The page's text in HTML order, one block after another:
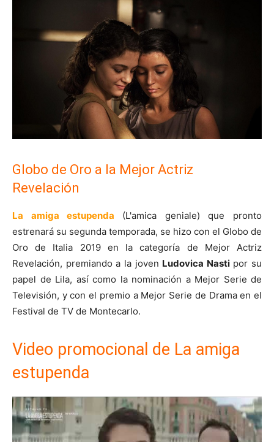
Globo de Oro a la Mejor Actriz
Revelación
La amiga estupenda (L'amica geniale) que pronto
estrenará su segunda temporada, se hizo con el Globo de
Oro de Italia 2019 en la categoría de Mejor Actriz
Revelación, premiando a la joven Ludovica Nastipor su
papel de Lila, así como la nominación a Mejor Serie de
Televisión, y con el premio a Mejor Serie de Drama en el
Festival de TV de Montecarlo.
Video promocional de La amiga
estupenda